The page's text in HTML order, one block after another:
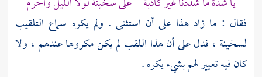
فقال : ما زاد هذا على أن استثنى . ولم يكره سماع التلقيب
لسخينة ، فدل على أن هذا اللقب لم يكن مكروها عندهم ، ولا
كان فيه تعيير لهم بشيء يكره .